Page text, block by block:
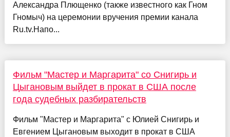
Александра Плющенко (также известного как Гном
Гномыч) на церемонии вручения премии канала
Ru.tv.Напо...
Фильм "Мастер и Маргарита" со Снигирь и
Цыгановым выйдет в прокат в США после
года судебных разбирательств
Фильм "Мастер и Маргарита" с Юлией Снигирь и
Евгением Цыгановым выходит в прокат в США